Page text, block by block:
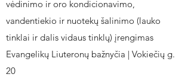
vėdinimo ir oro kondicionavimo,
vandentiekio ir nuotekų šalinimo (lauko
tinklai ir dalis vidaus tinklų) įrengimas
Evangelikų Liuteronų bažnyčia | Vokiečių g.
20